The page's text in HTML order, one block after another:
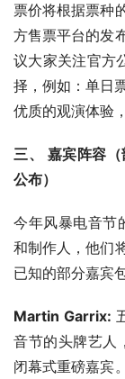
票价将根据票种
方售票平台的发
议大家关注官方
择，例如：单日
优质的观演体验
三、 嘉宾阵容
公布）
今年风暴电音节
和制作人，他们
已知的部分嘉宾
Martin Garrix:
音节的头牌艺人
闭幕式重磅嘉宾